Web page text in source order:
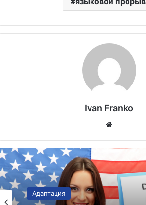
Ivan Franko
Языковые курсы